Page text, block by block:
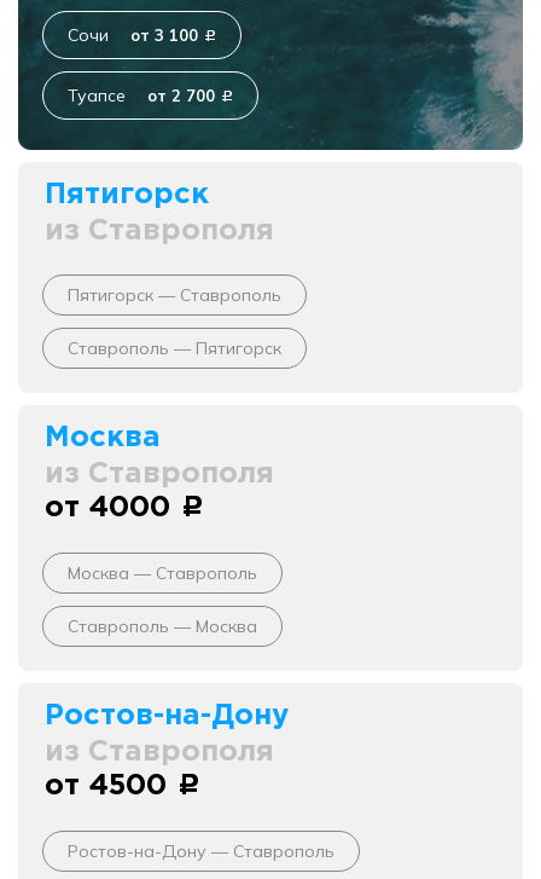
Сочи от 3 100 c
Туапсе от 2 700 c
Пятигорск
из Ставрополя
Пятигорск — Ставрополь
Ставрополь — Пятигорск
Москва
из Ставрополя
от 4000 c
Москва — Ставрополь
Ставрополь — Москва
Ростов-на-Дону
из Ставрополя
от 4500 c
Ростов-на-Дону — Ставрополь